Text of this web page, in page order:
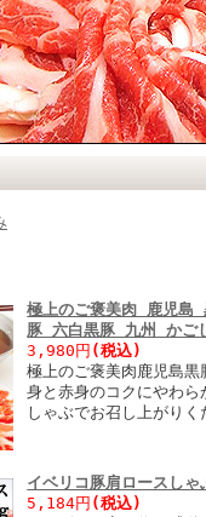
極上のご褒美肉 鹿児
豚 六白黒豚 九州 かご
3,980円 (税込)
極上のご褒美肉鹿児島
身と赤身のコクにやわ
しゃぶでお召し上がりく
イベリコ豚肩ロースし
5,184円 (税込)